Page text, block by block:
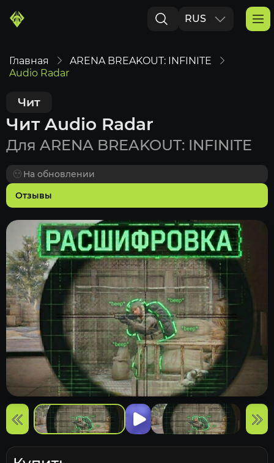
RUS
Главная
ARENA BREAKOUT: INFINITE
Audio Radar
Чит
Чит Audio Radar
Для ARENA BREAKOUT: INFINITE
Отзывы
На обновлении